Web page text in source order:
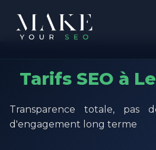
Tarifs SEO à
Transparence totale, pas
d'engagement long terme